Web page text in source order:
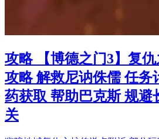
攻略 【博德之门3】复
攻略 解救尼讷侏儒 任务
药获取 帮助巴克斯 规避
关